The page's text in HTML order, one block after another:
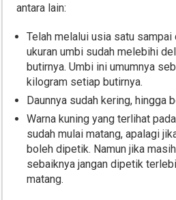
antara lain:
Telah melalui usia satu sampai
ukuran umbi sudah melebihi
butirnya. Umbi ini umumnya
kilogram setiap butirnya.
Daunnya sudah kering, hingga
Warna kuning yang terlihat
sudah mulai matang, apalagi
boleh dipetik. Namun jika
sebaiknya jangan dipetik
matang.